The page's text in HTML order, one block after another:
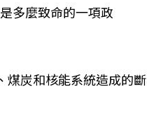
多麼致命的一項政
煤炭和核能系統造成的斷